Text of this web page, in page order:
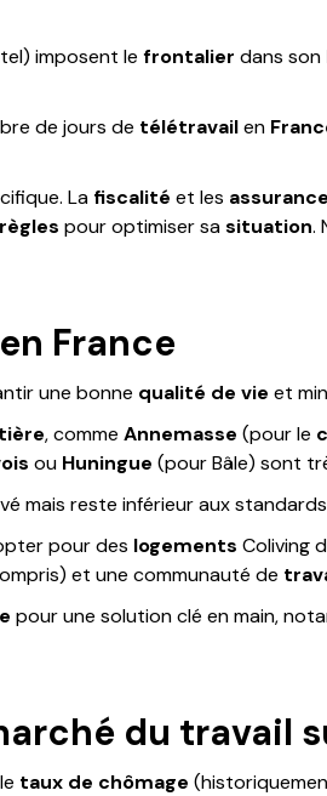
imposent le frontalier dans son
de jours de télétravailen
La fiscalité et les
règles pour optimiser sasituation.
France
une bonne qualité de vie et
, comme Annemasse (pour le
ou Huningue (pour Bâle) sont
mais reste inférieur aux
pour des logements Coliving
et une communauté de
pour une solution clé en main,
du travail
taux de chômage